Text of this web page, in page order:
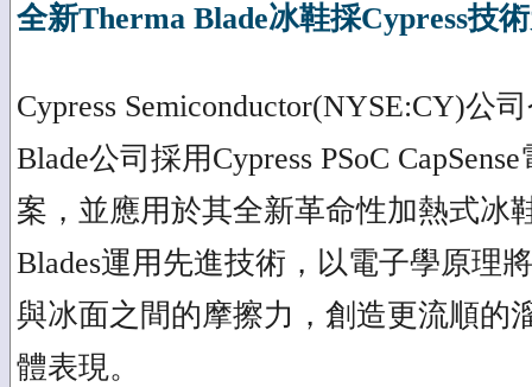
全新Therma Blade冰鞋採Cypress技
Cypress Semiconductor(NYSE:CY)公
Blade公司採用Cypress PSoC
案，並應用於其全新革命性加熱式冰
Blades運用先進技術，以電子學原理
與冰面之間的摩擦力，創造更流順的
體表現。